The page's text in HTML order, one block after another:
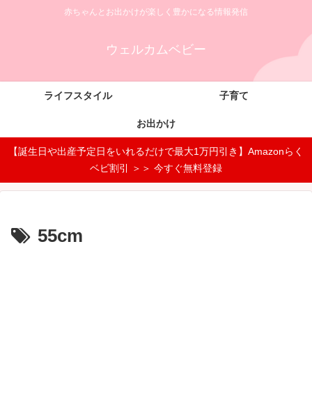
赤ちゃんとお出かけが楽しく豊かになる情報発信
ウェルカムベビー
ライフスタイル 子育て
お出かけ
【誕生日や出産予定日をいれるだけで最大1万円引き】Amazonらく
ベビ割引 ＞＞ 今すぐ無料登録
55cm